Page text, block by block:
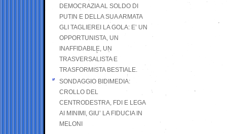
DEMOCRAZIA AL SOLDO DI
PUTIN E DELLA SUA ARMATA
GLI TAGLIEREI LA GOLA: E’ UN
OPPORTUNISTA, UN
INAFFIDABILE, UN
TRASVERSALISTA E
TRASFORMISTA BESTIALE.
SONDAGGIO BIDIMEDIA:
CROLLO DEL
CENTRODESTRA, FDI E LEGA
AI MINIMI, GIU’ LA FIDUCIA IN
MELONI